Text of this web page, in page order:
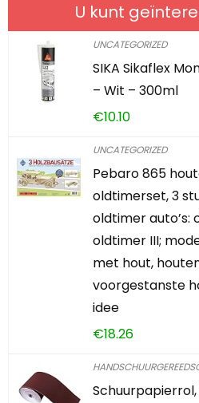
U kunt
UNCATEGORIZED
SIKA Sikaflex
– Wit – 300ml
€10.10
UNCATEGORIZED
Pebaro 865
oldtimerset, 3
oldtimer auto’s:
oldtimer III;
met hout,
voorgestanste
idee
€18.26
Schuurpapierrol,